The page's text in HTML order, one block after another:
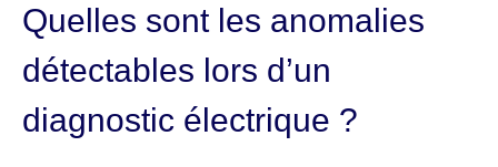
Quelles sont les anomalies
détectables lors d’un
diagnostic électrique ?